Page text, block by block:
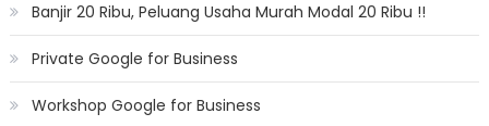
Banjir 20 Ribu, Peluang Usaha Murah Modal 20 Ribu !!
Private Google for Business
Workshop Google for Business